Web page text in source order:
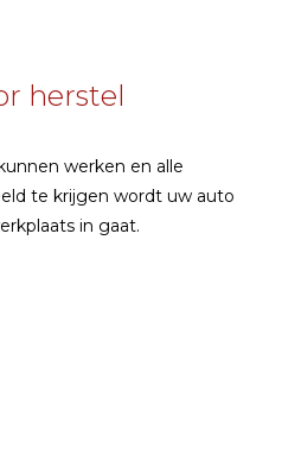
herstel
werken en alle
te krijgen wordt uw auto
in gaat.